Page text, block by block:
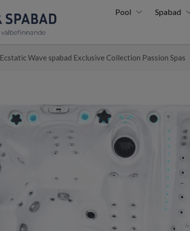
Pool Spabad
Ecstatic Wave spabad Exclusive Collection Passion Spas